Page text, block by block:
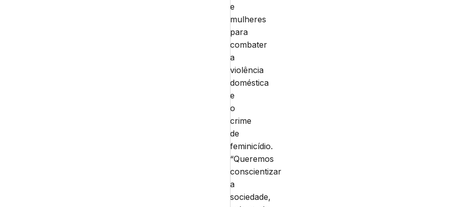
e
mulheres
para
combater
a
violência
doméstica
e
o
crime
de
feminicídio.
“Queremos
conscientizar
a
sociedade,